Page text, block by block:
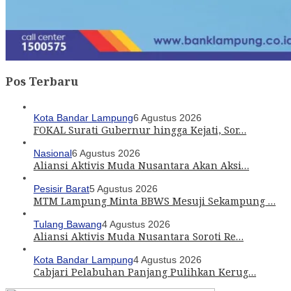
Pos Terbaru
Kota Bandar Lampung6 Agustus 2026
FOKAL Surati Gubernur hingga Kejati, Sor…
Nasional6 Agustus 2026
Aliansi Aktivis Muda Nusantara Akan Aksi…
Pesisir Barat5 Agustus 2026
MTM Lampung Minta BBWS Mesuji Sekampung …
Tulang Bawang4 Agustus 2026
Aliansi Aktivis Muda Nusantara Soroti Re…
Kota Bandar Lampung4 Agustus 2026
Cabjari Pelabuhan Panjang Pulihkan Kerug…